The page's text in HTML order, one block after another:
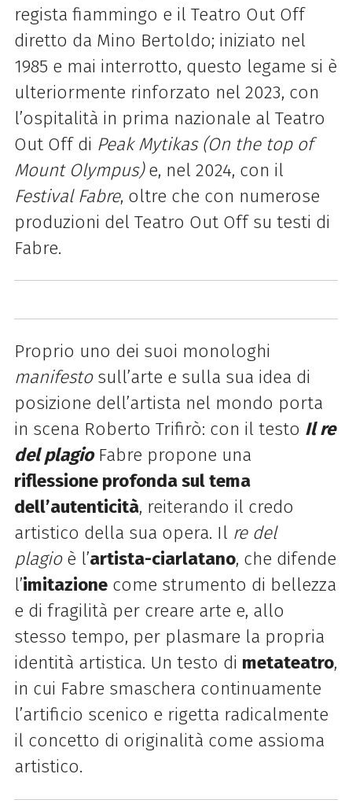
regista fiammingo e il Teatro Out Off
diretto da Mino Bertoldo; iniziato nel
1985 e mai interrotto, questo legame si è
ulteriormente rinforzato nel 2023, con
l’ospitalità in prima nazionale al Teatro
Out Off di Peak Mytikas (On the top of
Mount Olympus) e, nel 2024, con il
Festival Fabre, oltre che con numerose
produzioni del Teatro Out Off su testi di
Fabre.
Proprio uno dei suoi monologhi
manifestosull’arte e sulla sua idea di
posizione dell’artista nel mondo porta
in scena Roberto Trifirò: con il testo Il re
del plagio Fabre propone una
riflessione profonda sul tema
dell’autenticità, reiterando il credo
artistico della sua opera. Il re del
plagio è l’artista-ciarlatano, che difende
l’imitazione come strumento di bellezza
e di fragilità per creare arte e, allo
stesso tempo, per plasmare la propria
identità artistica. Un testo di metateatro,
in cui Fabre smaschera continuamente
l’artificio scenico e rigetta radicalmente
il concetto di originalità come assioma
artistico.